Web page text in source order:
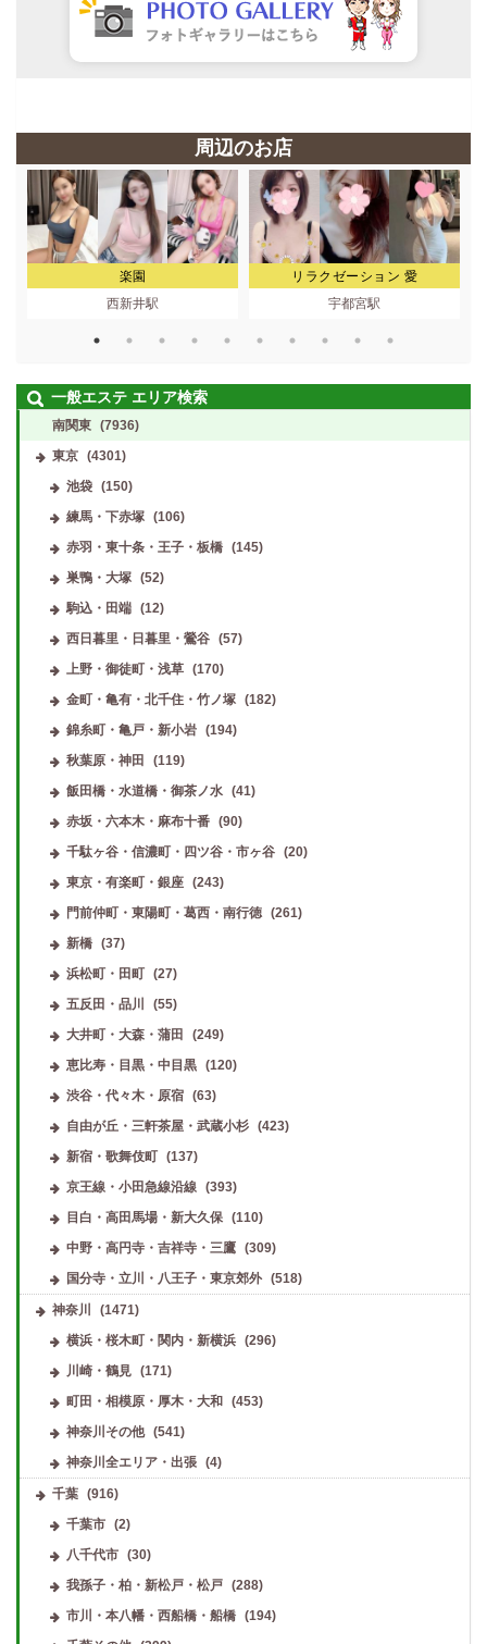
周辺のお店
楽園
西新井駅
リラクゼーション 愛
宇都宮駅
一般エステ エリア検索
南関東 (7936)
東京 (4301)
池袋
(150)
練馬・下赤塚
(106)
赤羽・東十条・王子・板橋
(145)
巣鴨・大塚
(52)
駒込・田端
(12)
西日暮里・日暮里・鶯谷
(57)
上野・御徒町・浅草
(170)
金町・亀有・北千住・竹ノ塚
(182)
錦糸町・亀戸・新小岩
(194)
秋葉原・神田
(119)
飯田橋・水道橋・御茶ノ水
(41)
赤坂・六本木・麻布十番
(90)
千駄ヶ谷・信濃町・四ツ谷・市ヶ谷
(20)
東京・有楽町・銀座
(243)
門前仲町・東陽町・葛西・南行徳
(261)
新橋
(37)
浜松町・田町
(27)
五反田・品川
(55)
大井町・大森・蒲田
(249)
恵比寿・目黒・中目黒
(120)
渋谷・代々木・原宿
(63)
自由が丘・三軒茶屋・武蔵小杉
(423)
新宿・歌舞伎町
(137)
京王線・小田急線沿線
(393)
目白・高田馬場・新大久保
(110)
中野・高円寺・吉祥寺・三鷹
(309)
国分寺・立川・八王子・東京郊外
(518)
神奈川
(1471)
横浜・桜木町・関内・新横浜
(296)
川崎・鶴見
(171)
町田・相模原・厚木・大和
(453)
神奈川その他
(541)
神奈川全エリア・出張
(4)
千葉 (916)
千葉市
(2)
八千代市
(30)
我孫子・柏・新松戸・松戸
(288)
市川・本八幡・西船橋・船橋
(194)